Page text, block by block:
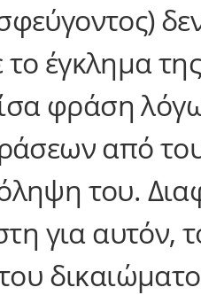
έγκλημα της
φράση
από
του.
για αυτόν,